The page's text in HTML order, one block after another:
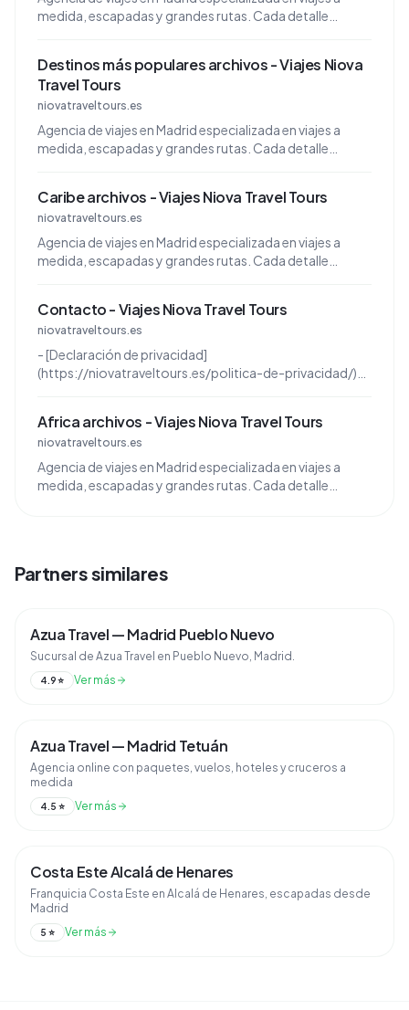
medida, escapadas y grandes rutas. Cada detalle
Destinos más populares archivos - Viajes Niova
Travel Tours
niovatraveltours.es
Agencia de viajes en Madrid especializada en viajes a
medida, escapadas y grandes rutas. Cada detalle
Caribe archivos - Viajes Niova Travel Tours
niovatraveltours.es
Agencia de viajes en Madrid especializada en viajes a
medida, escapadas y grandes rutas. Cada detalle
Contacto - Viajes Niova Travel Tours
niovatraveltours.es
- [Declaración de privacidad]
(https://niovatraveltours.es/politica-de-privacidad/)
Africa archivos - Viajes Niova Travel Tours
niovatraveltours.es
Agencia de viajes en Madrid especializada en viajes a
medida, escapadas y grandes rutas. Cada detalle
Partners similares
Azua Travel — Madrid Pueblo Nuevo
Sucursal de Azua Travel en Pueblo Nuevo, Madrid.
4.9⭐ Ver más
Azua Travel — Madrid Tetuán
Agencia online con paquetes, vuelos, hoteles y cruceros a
medida
4.5 ⭐ Ver más
Costa Este Alcalá de Henares
Franquicia Costa Este en Alcalá de Henares, escapadas desde
Madrid
5 ⭐ Ver más